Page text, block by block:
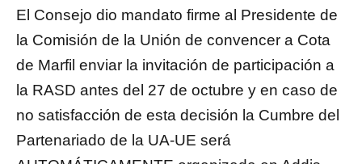
El Consejo dio mandato firme al Presidente de
la Comisión de la Unión de convencer a Cota
de Marfil enviar la invitación de participación a
la RASD antes del 27 de octubre y en caso de
no satisfacción de esta decisión la Cumbre del
Partenariado de la UA-UE será